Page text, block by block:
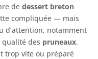
de dessert breton
compliquée — mais
d’attention, notamment
des pruneaux.
trop vite ou préparé